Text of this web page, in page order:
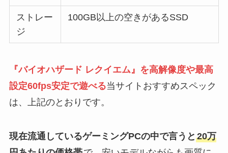
ストレー
ジ
100GB以上の空きがあるSSD
『バイオハザード レクイエム』を高解像度や最高
設定60fps安定で遊べる当サイトおすすめスペック
は、上記のとおりです。
現在流通しているゲーミングPCの中で言うと 20万